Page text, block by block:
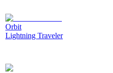
Orbit
Lightning Traveler